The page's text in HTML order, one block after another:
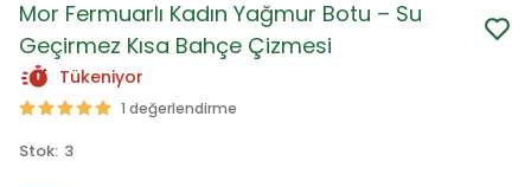
Mor Fermuarlı Kadın Yağmur Botu – Su
Geçirmez Kısa Bahçe Çizmesi
Tükeniyor
1 değerlendirme
Stok: 3